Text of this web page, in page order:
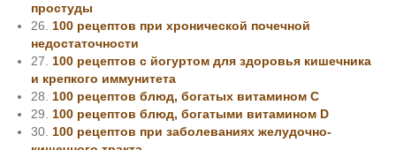
простуды
26. 100 рецептов при хронической почечной
недостаточности
27. 100 рецептов с йогуртом для здоровья кишечника
и крепкого иммунитета
28. 100 рецептов блюд, богатых витамином С
29. 100 рецептов блюд, богатыми витамином D
30. 100 рецептов при заболеваниях желудочно-